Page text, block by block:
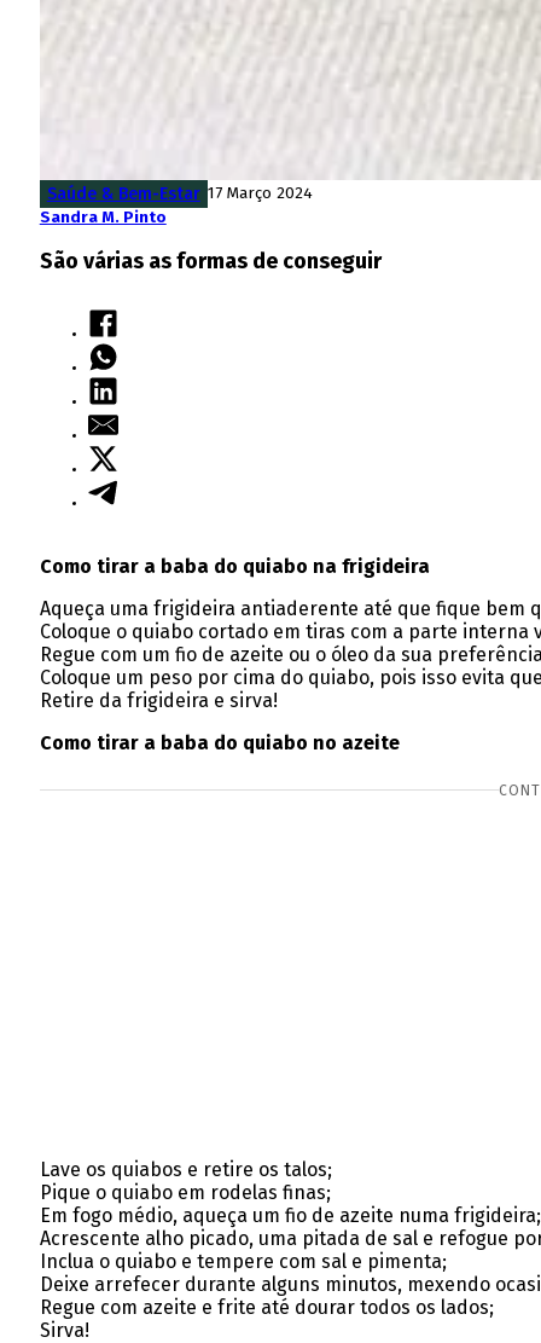
Saúde & Bem-Estar 17 Março 2024
Sandra M. Pinto
São várias as formas de conseguir
Como tirar a baba do quiabo na frigideira
Aqueça uma frigideira antiaderente até que fique bem
Coloque o quiabo cortado em tiras com a parte interna
Regue com um fio de azeite ou o óleo da sua
Coloque um peso por cima do quiabo, pois isso evita
Retire da frigideira e sirva!
Como tirar a baba do quiabo no azeite
Lave os quiabos e retire os talos;
Pique o quiabo em rodelas finas;
Em fogo médio, aqueça um fio de azeite numa frigideira;
Acrescente alho picado, uma pitada de sal e refogue
Inclua o quiabo e tempere com sal e pimenta;
Deixe arrefecer durante alguns minutos, mexendo
Regue com azeite e frite até dourar todos os lados;
Sirva!